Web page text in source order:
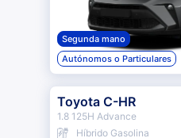
Segunda mano
Autónomos o Particulares
Toyota C-HR
1.8 125H Advance
Híbrido Gasolina